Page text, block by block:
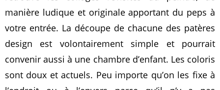
manière ludique et originale apportant du peps à
votre entrée. La découpe de chacune des patères
design est volontairement simple et pourrait
convenir aussi à une chambre d’enfant. Les coloris
sont doux et actuels. Peu importe qu’on les fixe à